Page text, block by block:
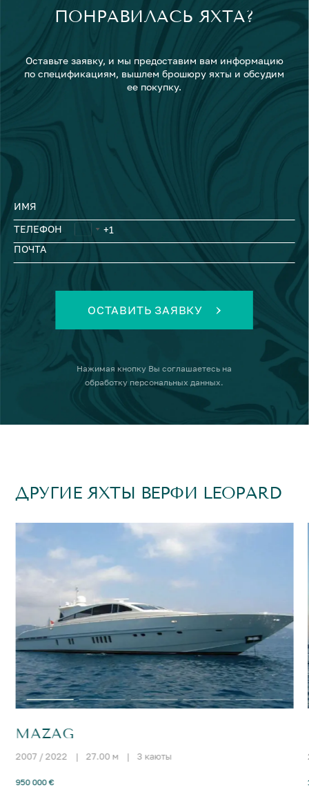
ПОНРАВИЛАСЬ ЯХТА?
Оставьте заявку, и мы предоставим вам информацию
по спецификациям, вышлем брошюру яхты и обсудим
ее покупку.
ИМЯ
ТЕЛЕФОН
ПОЧТА
ОСТАВИТЬ ЗАЯВКУ
Нажимая кнопку Вы соглашаетесь на
обработку персональных данных.
ДРУГИЕ ЯХТЫ ВЕРФИ LEOPARD
MAZAG
2007 / 2022 | 27.00 м | 3 каюты
950 000 €